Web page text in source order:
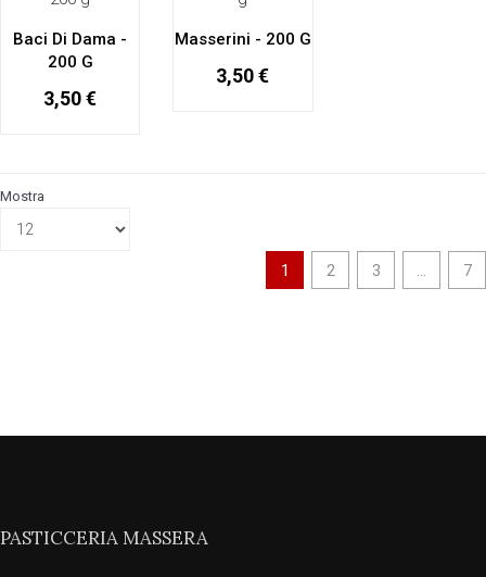
Baci Di Dama -
200 G
3,50 €
Masserini - 200 G
3,50 €
Mostra
1 2 3 ... 7
PASTICCERIA MASSERA